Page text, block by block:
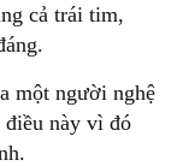
cả trái tim,
một người nghệ
này vì đó